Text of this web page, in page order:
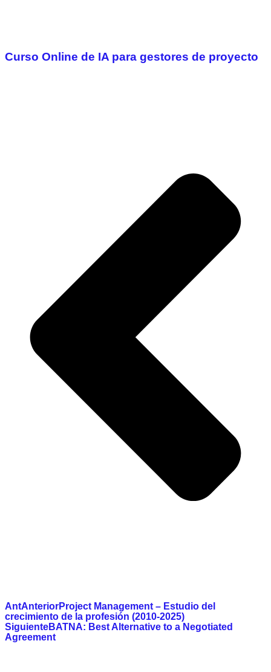
Curso Online de IA para gestores de proyecto
AntAnteriorProject Management – Estudio del
crecimiento de la profesión (2010-2025)
SiguienteBATNA: Best Alternative to a Negotiated
Agreement